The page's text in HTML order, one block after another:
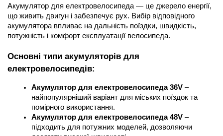
Акумулятор для електровелосипеда — це джерело енергії,
що живить двигун і забезпечує рух. Вибір відповідного
акумулятора впливає на дальність поїздки, швидкість,
потужність і комфорт експлуатації велосипеда.
Основні типи акумуляторів для
електровелосипедів:
Акумулятор для електровелосипеда 36V –
найпопулярніший варіант для міських поїздок та
помірного використання.
Акумулятор для електровелосипеда 48V –
підходить для потужних моделей, дозволяючи